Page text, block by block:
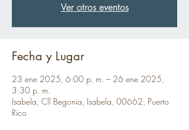
Ver otros eventos
Fecha y Lugar
23 ene 2025, 6:00 p. m. – 26 ene 2025,
3:30 p. m.
Isabela, Cll Begonia, Isabela, 00662, Puerto
Rico